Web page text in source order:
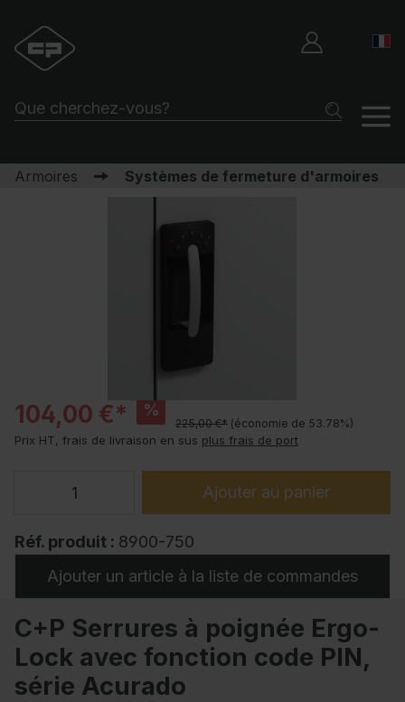
Armoires Systèmes de fermeture d'armoires
104,00 €* %
225,00 €* (économie de 53.78%)
Prix HT, frais de livraison en sus plus frais de port
Ajouter au panier
Réf. produit : 8900-750
Ajouter un article à la liste de commandes
C+P Serrures à poignée Ergo-
Lock avec fonction code PIN,
série Acurado